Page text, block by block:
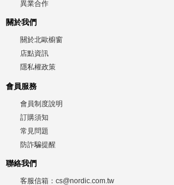
異業合作
關於我們
關於北歐櫥窗
店點資訊
隱私權政策
會員服務
會員制度說明
訂購須知
常見問題
防詐騙提醒
聯絡我們
客服信箱： cs@nordic.com.tw